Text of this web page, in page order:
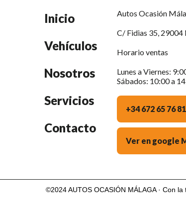
Inicio
Vehículos
Nosotros
Servicios
Contacto
Autos Ocasión
C/ Fidias 35, 29004
Horario ventas
Lunes a Viernes:
Sábados: 10:00 a
+34 672 65 76 81
Ver en google
©2024 AUTOS OCASIÓN MÁLAGA · Con